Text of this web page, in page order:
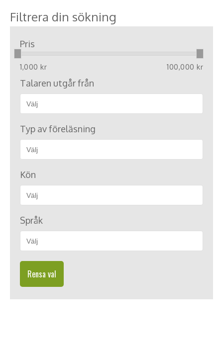
Filtrera din sökning
Pris
1,000 kr 100,000 kr
Talaren utgår från
Typ av föreläsning
Kön
Språk
Rensa val